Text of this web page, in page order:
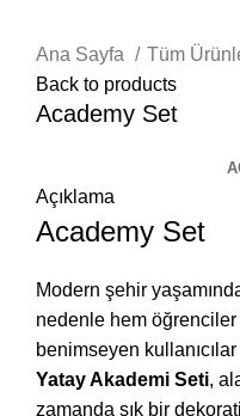
Ana Sayfa Tüm
Back to products
Academy Set
Açıklama
Academy Set
Modern şehir
nedenle hem
benimseyen
Yatay Akademi Seti,
zamanda şık bir